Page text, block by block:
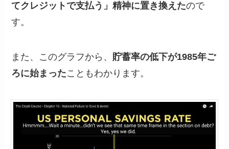
てクレジットで支払う」精神に置き換えたので
す。
また、このグラフから、 貯蓄率の低下が1985年ご
ろに始まったこともわかります。